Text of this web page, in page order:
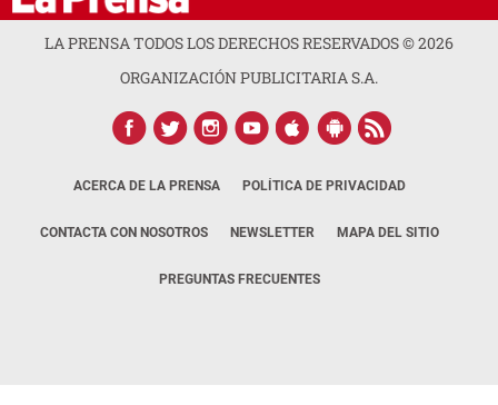
LA PRENSA TODOS LOS DERECHOS RESERVADOS ©2026
ORGANIZACIÓN PUBLICITARIA S.A.
ACERCA DE LA PRENSA POLÍTICA DE PRIVACIDAD
CONTACTA CON NOSOTROS NEWSLETTER MAPA DEL SITIO
PREGUNTAS FRECUENTES